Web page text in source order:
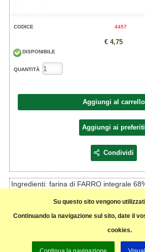
Su questo sito vengono
Continuando la navigazione sul sito, date il
cookies.
CODICE 4457
€ 4,75
DISPONIBILE
QUANTITÀ
Aggiungi al carrello
Aggiungi ai preferiti
Condividi
Ingredienti: farina di FARRO integrale
LATTE scremato in polvere, agenti
emulsionante: lecitina di girasole, aromi
Pagina precedente